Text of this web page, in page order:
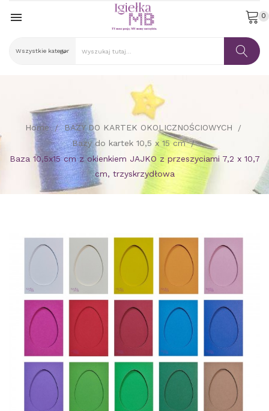
 0
Home
BAZY DO KARTEK OKOLICZNOŚCIOWYCH
Bazy do kartek 10,5 x 15 cm
Baza 10,5x15 cm z okienkiem JAJKO z przeszyciami 7,2 x 10,7
cm, trzyskrzydłowa